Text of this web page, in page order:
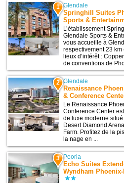
1 Glendale
Springhill Suites
Sports &
L’établissement
Glendale Sports &
vous accueille à
respectivement 23 km
lieux d’intérêt :
de conventions de
2 Glendale
Renaissance
& Conference
Le Renaissance
Conference Center
de luxe moderne
Desert Diamond
Farm. Profitez de la
la nage en ...
3 Peoria
Echo Suites
Wyndham